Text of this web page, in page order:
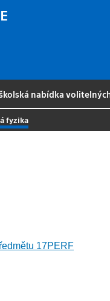
nabídka
fyzika
17PERF